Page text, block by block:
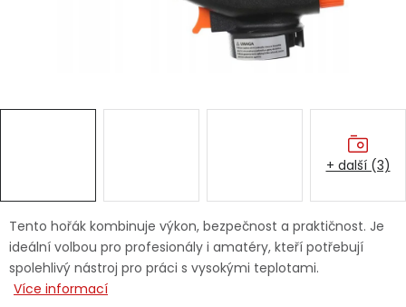
Značky
Tento hořák kombinuje výkon, bezpečnost a praktičnost. Je
ideální volbou pro profesionály i amatéry, kteří potřebují
spolehlivý nástroj pro práci s vysokými teplotami.
Více informací
+ další (3)